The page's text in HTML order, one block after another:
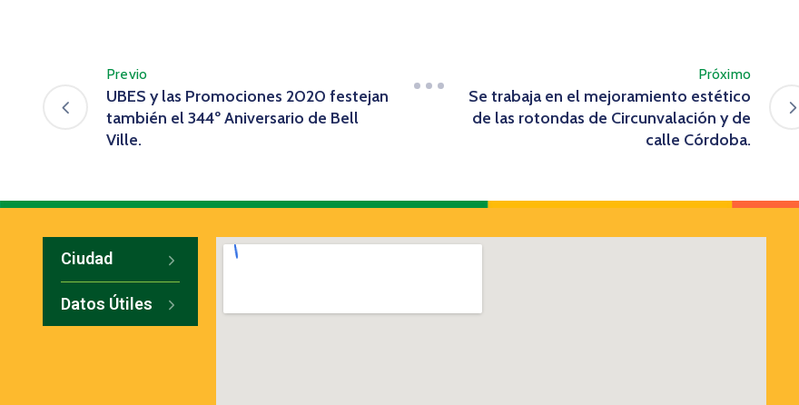
Previo
UBES y las Promociones 2020 festejan
también el 344º Aniversario de Bell
Ville.
Próximo
Se trabaja en el mejoramiento estético
de las rotondas de Circunvalación y de
calle Córdoba.
Ciudad
Datos Útiles